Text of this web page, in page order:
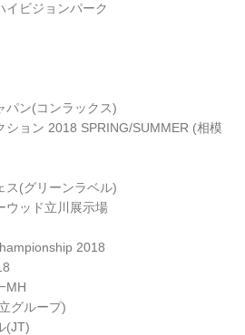
ビジョンパーク
ン(コンラックス)
ョン 2018 SPRING/SUMMER (相模
(グリーンラベル)
ッド立川展示場
2018
MH
グループ)
(JT)